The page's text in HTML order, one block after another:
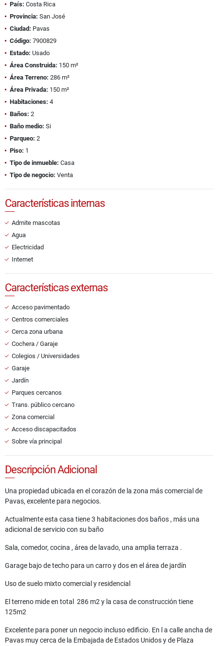
País: Costa Rica
Provincia: San José
Ciudad: Pavas
Código: 7900829
Estado: Usado
Área Construida: 150 m²
Área Terreno: 286 m²
Área Privada: 150 m²
Habitaciones: 4
Baños: 2
Baño medio: Si
Parqueo: 2
Piso: 1
Tipo de inmueble: Casa
Tipo de negocio: Venta
Características internas
Admite mascotas
Agua
Electricidad
Internet
Características externas
Acceso pavimentado
Centros comerciales
Cerca zona urbana
Cochera / Garaje
Colegios / Universidades
Garaje
Jardín
Parques cercanos
Trans. público cercano
Zona comercial
Acceso discapacitados
Sobre vía principal
Descripción Adicional
Una propiedad ubicada en el corazón de la zona más comercial de
Pavas, excelente para negocios.
Actualmente esta casa tiene 3 habitaciones dos baños , más una
adicional de servicio con su baño
Sala, comedor, cocina , área de lavado, una amplia terraza .
Garage bajo de techo para un carro y dos en el área de jardín
Uso de suelo mixto comercial y residencial
El terreno mide en total 286 m2 y la casa de construcción tiene
125m2
Excelente para poner un negocio incluso edificio. En l a calle ancha de
Pavas muy cerca de la Embajada de Estados Unidos y de Plaza